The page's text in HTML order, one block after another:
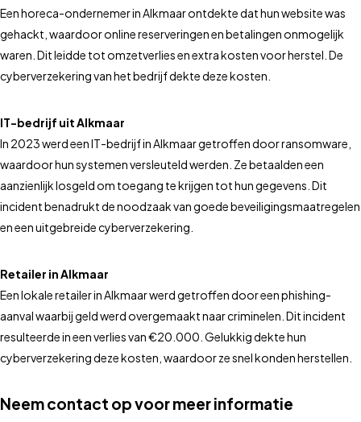
Een horeca-ondernemer in Alkmaar ontdekte dat hun website was
gehackt, waardoor online reserveringen en betalingen onmogelijk
waren. Dit leidde tot omzetverlies en extra kosten voor herstel. De
cyberverzekering van het bedrijf dekte deze kosten.
IT-bedrijf uit Alkmaar
In 2023 werd een IT-bedrijf in Alkmaar getroffen door ransomware,
waardoor hun systemen versleuteld werden. Ze betaalden een
aanzienlijk losgeld om toegang te krijgen tot hun gegevens. Dit
incident benadrukt de noodzaak van goede beveiligingsmaatregelen
en een uitgebreide cyberverzekering.
Retailer in Alkmaar
Een lokale retailer in Alkmaar werd getroffen door een phishing-
aanval waarbij geld werd overgemaakt naar criminelen. Dit incident
resulteerde in een verlies van €20.000. Gelukkig dekte hun
cyberverzekering deze kosten, waardoor ze snel konden herstellen.
Neem contact op voor meer informatie